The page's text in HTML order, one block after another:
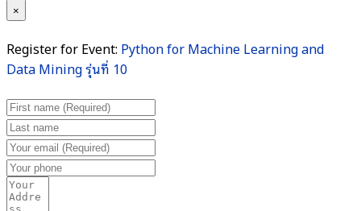
×
Register for Event: Python for Machine Learning and
Data Mining รุ่นที่ 10